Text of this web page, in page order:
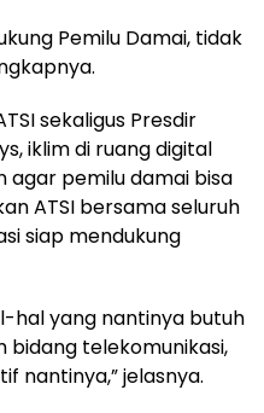
Pemilu Damai, tidak
sekaligus Presdir
iklim di ruang digital
agar pemilu damai bisa
ATSI bersama seluruh
siap mendukung
hal yang nantinya butuh
bidang telekomunikasi,
nantinya,” jelasnya.